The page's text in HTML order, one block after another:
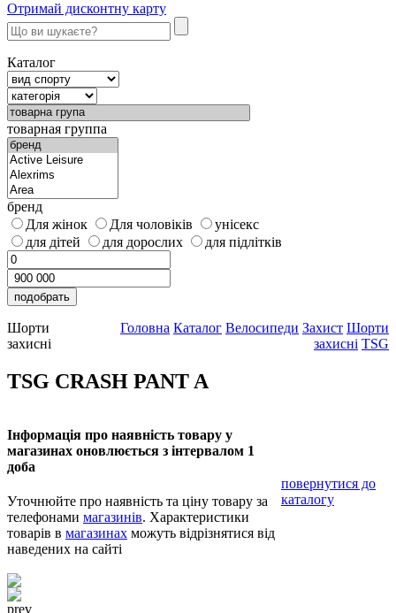
Отримай дисконтну карту
Каталог
товарная группа
бренд
Для жінок
Для чоловіків
унісекс
для дітей
для дорослих для підлітків
Шорти
захисні
Головна Каталог Велосипеди Захист Шорти
захисні TSG
TSG CRASH PANT A
Інформація про наявність товару у
магазинах оновлюється з інтервалом 1
доба
Уточнюйте про наявність та ціну товару за
телефонами магазинів. Характеристики
товарів в магазинах можуть відрізнятися від
наведених на сайті
повернутися до
каталогу
prev